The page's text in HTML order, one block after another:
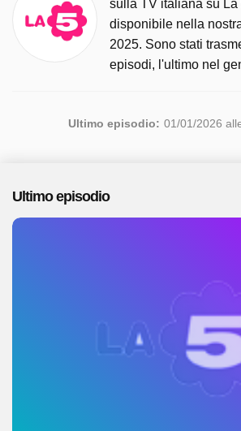
sulla TV italiana su La
disponibile nella
2025. Sono stati
episodi, l'ultimo nel
Ultimo episodio: 01/01/2026
Ultimo episodio